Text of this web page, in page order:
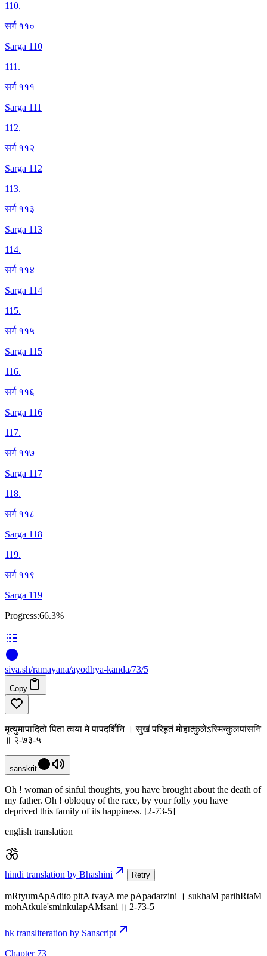
110.
सर्ग ११०
Sarga 110
111.
सर्ग १११
Sarga 111
112.
सर्ग ११२
Sarga 112
113.
सर्ग ११३
Sarga 113
114.
सर्ग ११४
Sarga 114
115.
सर्ग ११५
Sarga 115
116.
सर्ग ११६
Sarga 116
117.
सर्ग ११७
Sarga 117
118.
सर्ग ११८
Sarga 118
119.
सर्ग ११९
Sarga 119
Progress:66.3%
siva.sh/ramayana/ayodhya-kanda/73/5
Copy
मृत्युमापादितो पिता त्वया मे पापदर्शिनि । सुखं परिहृतं मोहात्कुलेऽस्मिन्कुलपांसनि
॥ २-७३-५
sanskrit
Oh ! woman of sinful thoughts, you have brought about the death of
my father. Oh ! obloquy of the race, by your folly you have
deprived this family of its happiness. [2-73-5]
english translation
hindi translation by Bhashini Retry
mRtyumApAdito pitA tvayA me pApadarzini । sukhaM parihRtaM
mohAtkule'sminkulapAMsani ॥ 2-73-5
hk transliteration by Sanscript
Chapter 73